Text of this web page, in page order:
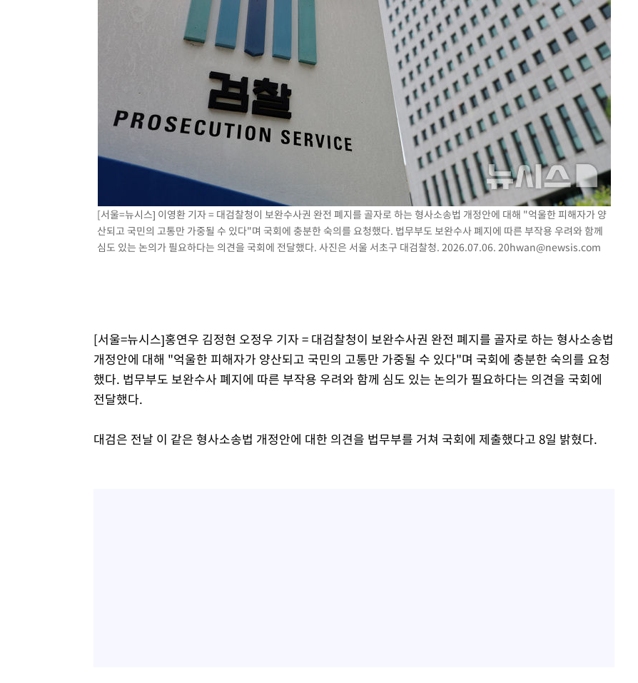
[속보]'채상병 순직 책임' 임성근, 항소심도 징역 3년
[속보]종합특검, '관저이전 봐주기 감사' 유병호 구속기소
민주 콩고 에볼라환자 4천명 돌파, 4053명 발생 1850명 사망
[속보]'300억원대 사기 혐의' 차가원 대표 구속 송치
"미 전국적 살모네라 식중독 원인은 멕시코산 할라피뇨"-- CDC
[속보]경찰·노동부, HL만도 평택사업장 끼임 사망 관련 압수수색
[속보]합수본, '투표율 허위 입력' 중앙·서울·경기도 선관위 등 9곳
[서울=뉴시스] 이영환 기자 = 대검찰청이 보완수사권 완전 폐지를 골자로 하는 형사소송법 개정안에 대해 "억울한 피해자가 양
산되고 국민의 고통만 가중될 수 있다"며 국회에 충분한 숙의를 요청했다. 법무부도 보완수사 폐지에 따른 부작용 우려와 함께
심도 있는 논의가 필요하다는 의견을 국회에 전달했다. 사진은 서울 서초구 대검찰청. 2026.07.06. 20hwan@newsis.com
[서울=뉴시스]홍연우 김정현 오정우 기자 = 대검찰청이 보완수사권 완전 폐지를 골자로 하는 형사소송법
개정안에 대해 "억울한 피해자가 양산되고 국민의 고통만 가중될 수 있다"며 국회에 충분한 숙의를 요청
했다. 법무부도 보완수사 폐지에 따른 부작용 우려와 함께 심도 있는 논의가 필요하다는 의견을 국회에
전달했다.
대검은 전날 이 같은 형사소송법 개정안에 대한 의견을 법무부를 거쳐 국회에 제출했다고 8일 밝혔다.